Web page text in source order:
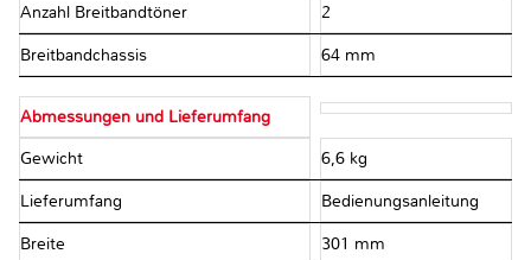
Anzahl Breitbandtöner 2
Breitbandchassis 64 mm
Abmessungen und Lieferumfang
Gewicht 6,6 kg
Lieferumfang Bedienungsanleitung
Breite 301 mm